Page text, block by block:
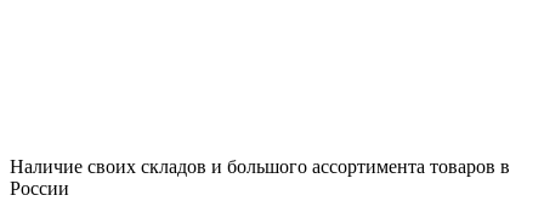
Наличие своих складов и большого ассортимента товаров в
России